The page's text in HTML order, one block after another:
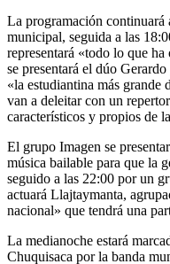
La programación continuará
municipal, seguida a las
representará «todo lo que
se presentará el dúo
«la estudiantina más
van a deleitar con un
característicos y propios de
El grupo Imagen se
música bailable para que la
seguido a las 22:00 por un
actuará Llajtaymanta,
nacional» que tendrá una
La medianoche estará
Chuquisaca por la banda